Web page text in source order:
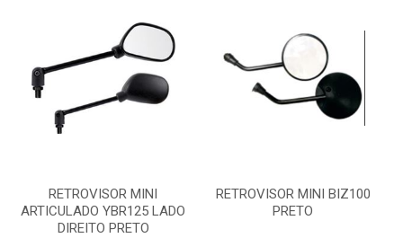
RETROVISOR MINI
ARTICULADO YBR125 LADO
DIREITO PRETO
RETROVISOR MINI BIZ100
PRETO